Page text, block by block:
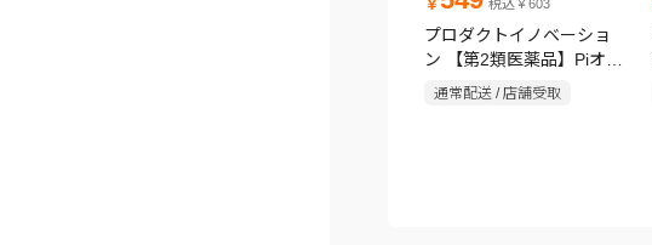
￥ 税込￥603
プロダクトイノベーショ
ン 【第2類医薬品】Piオリ
ール浣腸 30g×10個
通常配送 / 店舗受取